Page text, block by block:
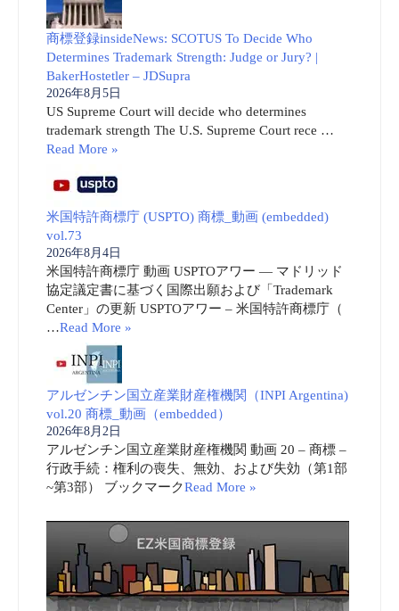
商標登録insideNews: SCOTUS To Decide Who
Determines Trademark Strength: Judge or Jury? |
BakerHostetler – JDSupra
2026年8月5日
US Supreme Court will decide who determines
trademark strength The U.S. Supreme Court rece …
Read More »
米国特許商標庁 (USPTO) 商標_動画 (embedded)
vol.73
2026年8月4日
米国特許商標庁 動画 USPTOアワー ― マドリッド
協定議定書に基づく国際出願および「Trademark
Center」の更新 USPTOアワー – 米国特許商標庁（
…Read More »
アルゼンチン国立産業財産権機関（INPI Argentina)
vol.20 商標_動画（embedded）
2026年8月2日
アルゼンチン国立産業財産権機関 動画 20 – 商標 –
行政手続：権利の喪失、無効、および失効（第1部
~第3部） ブックマークRead More »